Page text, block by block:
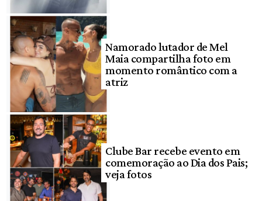
Namorado lutador de Mel
Maia compartilha foto em
momento romântico com a
atriz
Clube Bar recebe evento em
comemoração ao Dia dos Pais;
veja fotos